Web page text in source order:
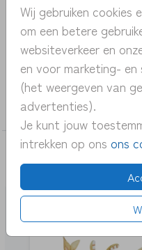
Wij gebruiken cookies
om een betere
websiteverkeer en
en voor marketing- en
(het weergeven van
advertenties).
Je kunt jouw
intrekken op ons ons
OMSCHRIJVING
Mooi stijlvol en uniek
sterren.
COLLECTIE
jongen
DEZE KAARTEN
LEUK